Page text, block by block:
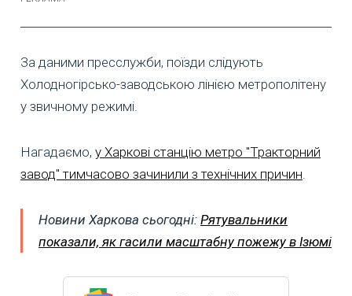
За даними пресслужби, поїзди слідують
Холодногірсько-заводською лінією метрополітену
у звичному режимі.
Нагадаємо, у Харкові станцію метро "Тракторний
завод" тимчасово зачинили з технічних причин.
Новини Харкова сьогодні: Рятувальники
показали, як гасили масштабну пожежу в Ізюмі